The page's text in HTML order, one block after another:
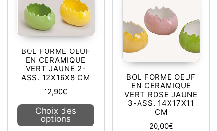
BOL FORME OEUF
EN CERAMIQUE
VERT JAUNE 2-
ASS. 12X16X8 CM
12,90€
Choix des
options
Ce produit a plusieurs variations.
BOL FORME OEUF
EN CERAMIQUE
VERT ROSE JAUNE
3-ASS. 14X17X11
CM
20,00€